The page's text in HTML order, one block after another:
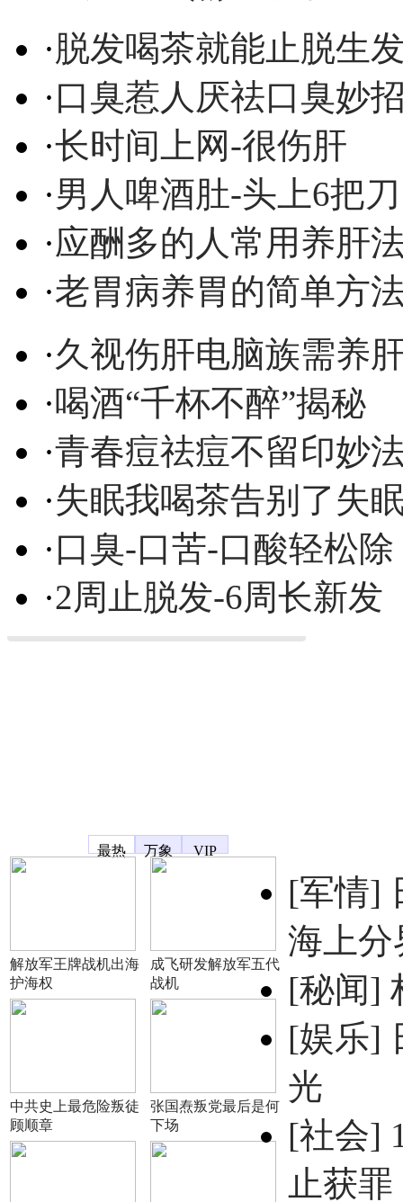
·脱发喝茶就能止脱生
·口臭惹人厌祛口臭妙
·长时间上网-很伤肝
·男人啤酒肚-头上6把刀
·应酬多的人常用养肝
·老胃病养胃的简单方
·久视伤肝电脑族需养
·喝酒“千杯不醉”揭秘
·青春痘祛痘不留印妙
·失眠我喝茶告别了失
·口臭-口苦-口酸轻松除
·2周止脱发-6周长新发
最热
万象 VIP
解放军王牌战机出海
护海权
成飞研发解放军五代
战机
中共史上最危险叛徒
顾顺章
张国焘叛党最后是何
下场
[军情]
海上分
[秘闻]
[娱乐]
光
[社会]
止获罪